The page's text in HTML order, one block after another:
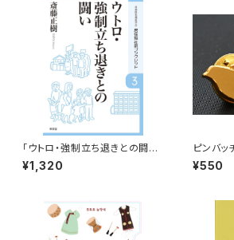
「ウトロ・強制立ち退きとの闘い」
斎藤正樹
¥1,320
ピンバッ
¥550